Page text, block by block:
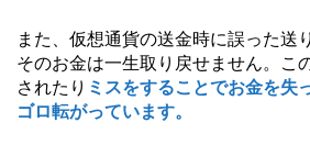
また、仮想通貨の送金時に誤った送
そのお金は一生取り戻せません。こ
されたり ミスをすることでお金を失
ゴロ転がっています。